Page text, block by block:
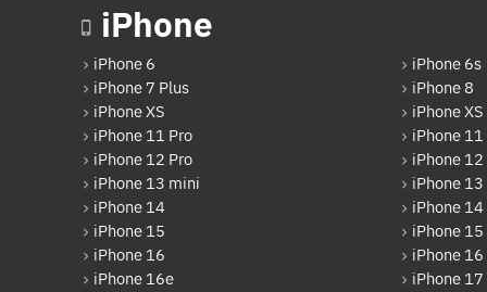
iPhone
iPhone 6
iPhone 6s
iPhone 7 Plus
iPhone 8
iPhone XS
iPhone
iPhone 11 Pro
iPhone 11
iPhone 12 Pro
iPhone
iPhone 13 mini
iPhone 13
iPhone 14
iPhone 14
iPhone 15
iPhone 15
iPhone 16
iPhone 16
iPhone 16e
iPhone 17